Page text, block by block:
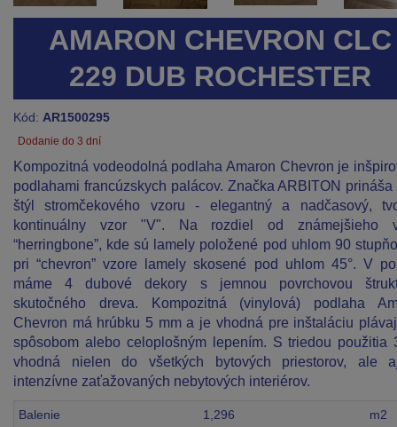
AMARON CHEVRON CLC
229 DUB ROCHESTER
Kód: AR1500295
Dodanie do 3 dní
Kompozitná vodeodolná podlaha Amaron Chevron je
podlahami francúzskych palácov. Značka ARBITON prináša
štýl stromčekového vzoru - elegantný a nadčasový,
kontinuálny vzor "V". Na rozdiel od známejšieho
“herringbone”, kde sú lamely položené pod uhlom 90
pri “chevron” vzore lamely skosené pod uhlom 45°. V
máme 4 dubové dekory s jemnou povrchovou
skutočného dreva. Kompozitná (vinylová) podlaha
Chevron má hrúbku 5 mm a je vhodná pre inštaláciu
spôsobom alebo celoplošným lepením. S triedou použitia
vhodná nielen do všetkých bytových priestorov, ale
intenzívne zaťažovaných nebytových interiérov.
Balenie 1,296
m2